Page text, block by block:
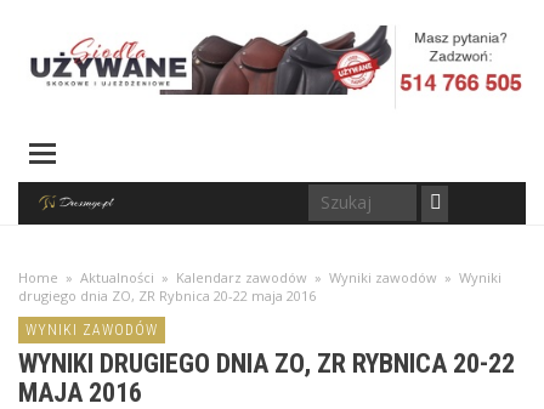
Home » Aktualności » Kalendarz zawodów » Wyniki zawodów » Wyniki
drugiego dnia ZO, ZR Rybnica 20-22 maja 2016
WYNIKI ZAWODÓW
WYNIKI DRUGIEGO DNIA ZO, ZR RYBNICA 20-22
MAJA 2016